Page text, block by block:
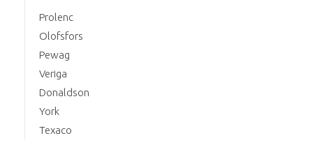
Prolenc
Olofsfors
Pewag
Veriga
Donaldson
York
Texaco